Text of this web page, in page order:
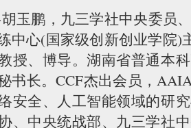
玉鹏，九三学社中央委员
中心(国家级创新创业学院)
授、博导。湖南省普通本
书长。CCF杰出会员，
安全、人工智能领域的研
、中央统战部、九三学社